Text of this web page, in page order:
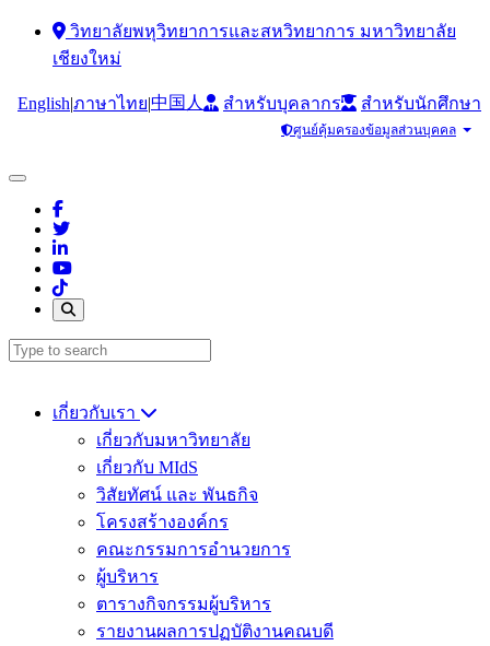
วิทยาลัยพหุวิทยาการและสหวิทยาการ มหาวิทยาลัย
เชียงใหม่
English|ภาษาไทย|中国人 สำหรับบุคลากร สำหรับนักศึกษา
ศูนย์คุ้มครองข้อมูลส่วนบุคคล
เกี่ยวกับเรา
เกี่ยวกับมหาวิทยาลัย
เกี่ยวกับ MIdS
วิสัยทัศน์ และ พันธกิจ
โครงสร้างองค์กร
คณะกรรมการอำนวยการ
ผู้บริหาร
ตารางกิจกรรมผู้บริหาร
รายงานผลการปฏบัติงานคณบดี